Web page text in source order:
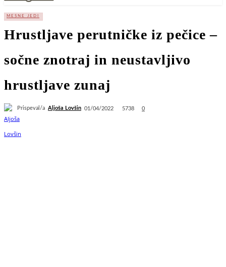
MESNE JEDI
Hrustljave perutničke iz pečice –
sočne znotraj in neustavljivo
hrustljave zunaj
Prispeval/a Aljoša Lovšin 01/04/2022 5738 0